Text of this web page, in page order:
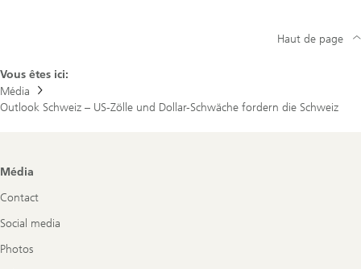
Vous êtes ici:
Média
Outlook Schweiz – US-Zölle und Dollar-Schwäche fordern die Schweiz
Haut de page
Footer
Média
Contact
Social media
Photos